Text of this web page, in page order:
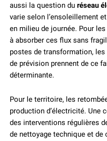
aussi la question du réseau
varie selon l’ensoleillement
en milieu de journée. Pour
à absorber ces flux sans
postes de transformation,
de prévision prennent de ce
déterminante.
Pour le territoire, les
production d’électricité. Une
des interventions régulières
de nettoyage technique et